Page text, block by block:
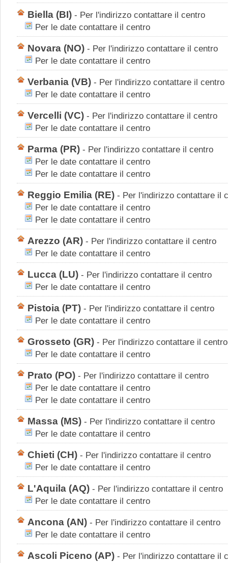
Biella (BI) - Per l'indirizzo contattare il centro
Per le date contattare il centro
Novara (NO) - Per l'indirizzo contattare il centro
Per le date contattare il centro
Verbania (VB) - Per l'indirizzo contattare il centro
Per le date contattare il centro
Vercelli (VC) - Per l'indirizzo contattare il centro
Per le date contattare il centro
Parma (PR) - Per l'indirizzo contattare il centro
Per le date contattare il centro
Per le date contattare il centro
Reggio Emilia (RE) - Per l'indirizzo contattare il
Per le date contattare il centro
Per le date contattare il centro
Arezzo (AR) - Per l'indirizzo contattare il centro
Per le date contattare il centro
Lucca (LU) - Per l'indirizzo contattare il centro
Per le date contattare il centro
Pistoia (PT) - Per l'indirizzo contattare il centro
Per le date contattare il centro
Grosseto (GR) - Per l'indirizzo contattare il centro
Per le date contattare il centro
Prato (PO) - Per l'indirizzo contattare il centro
Per le date contattare il centro
Per le date contattare il centro
Massa (MS) - Per l'indirizzo contattare il centro
Per le date contattare il centro
Chieti (CH) - Per l'indirizzo contattare il centro
Per le date contattare il centro
L'Aquila (AQ) - Per l'indirizzo contattare il centro
Per le date contattare il centro
Ancona (AN) - Per l'indirizzo contattare il centro
Per le date contattare il centro
Ascoli Piceno (AP) - Per l'indirizzo contattare il